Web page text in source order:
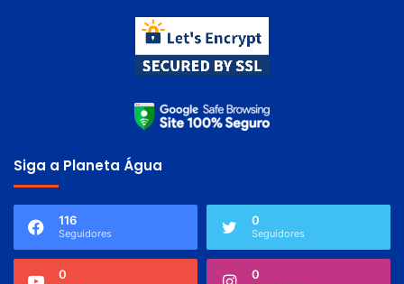
Siga a Planeta Água
116
Seguidores
0
Seguidores
0 0